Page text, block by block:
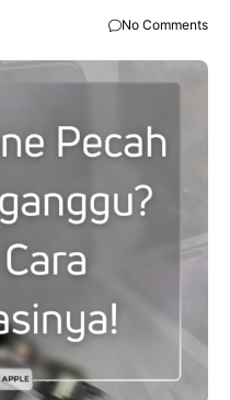
No Comments